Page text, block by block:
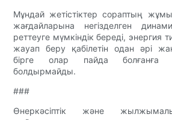
Мұндай жетістіктер сораптың
жағдайларына негізделген
реттеуге мүмкіндік береді, энергия
жауап беру қабілетін одан әрі
бірге олар пайда болғанға
болдырмайды.
###
Өнеркәсіптік және